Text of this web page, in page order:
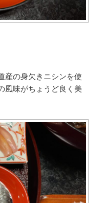
産の身欠きニシンを使
風味がちょうど良く美